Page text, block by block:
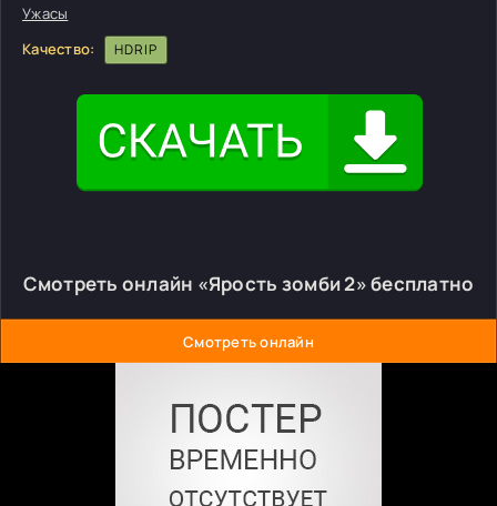
Ужасы
Качество:
HDRIP
Смотреть онлайн «Ярость зомби 2» бесплатно
Смотреть онлайн